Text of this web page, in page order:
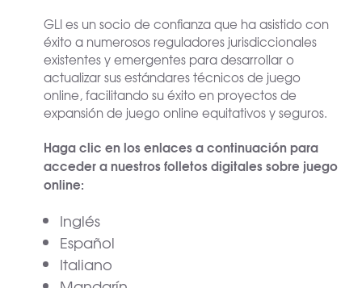
GLI es un socio de confianza que ha asistido con
éxito a numerosos reguladores jurisdiccionales
existentes y emergentes para desarrollar o
actualizar sus estándares técnicos de juego
online, facilitando su éxito en proyectos de
expansión de juego online equitativos y seguros.
Haga clic en los enlaces a continuación para
acceder a nuestros folletos digitales sobre juego
online:
Inglés
Español
Italiano